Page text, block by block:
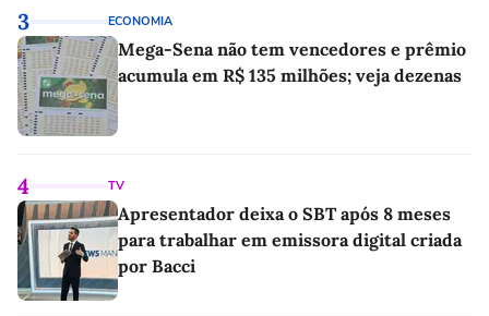
3 ECONOMIA
Mega-Sena não tem vencedores e prêmio
acumula em R$ 135 milhões; veja dezenas
4 TV
Apresentador deixa o SBT após 8 meses
para trabalhar em emissora digital criada
por Bacci